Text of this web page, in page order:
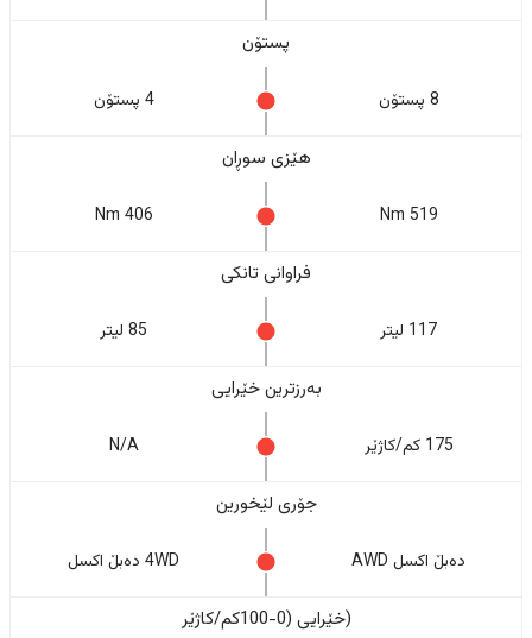
پستۆن
8 پستۆن 4 پستۆن
هێزی سوڕان
519 Nm
406 Nm
فراوانی تانکی
117 لیتر 85 لیتر
بەرزترین خێرایی
175 کم/کاژێر N/A
جۆری لێخورین
دەبڵ اکسل AWD 4WD دەبڵ اکسل
(خێرایی (0-100کم/کاژێر